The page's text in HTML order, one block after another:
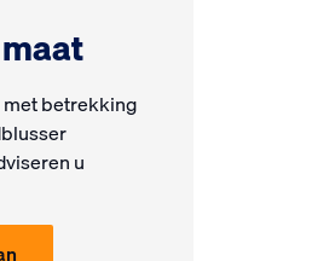
be­trek­king
u